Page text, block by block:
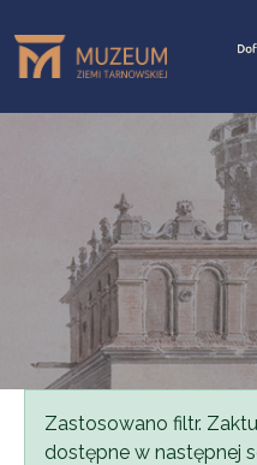
Komunikat
Zastosowano filtr.
dostępne w następnej